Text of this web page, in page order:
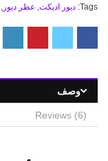
Tags: ديور اديكت عطر ديور
وصف
Reviews (6)